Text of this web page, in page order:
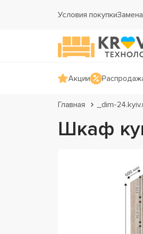
Условия покупки
Акции
Главная _dim-
Шкаф